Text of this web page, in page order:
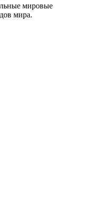
мировые
мира.